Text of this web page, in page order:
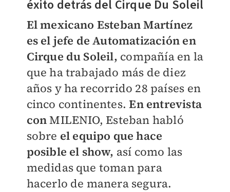
éxito detrás del Cirque Du Soleil
El mexicano Esteban Martínez
es el jefe de Automatización en
Cirque du Soleil, compañía en la
que ha trabajado más de diez
años y ha recorrido 28 países en
cinco continentes. En entrevista
conMILENIO, Esteban habló
sobre el equipo que hace
posible el show, así como las
medidas que toman para
hacerlo de manera segura.